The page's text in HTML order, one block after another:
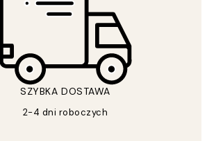
SZYBKA DOSTAWA
2-4 dni roboczych